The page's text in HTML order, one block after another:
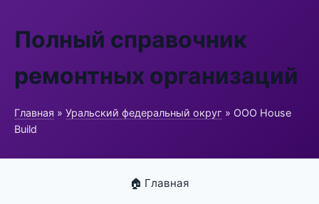
Полный справочник
ремонтных организаций
Главная » Уральский федеральный округ » ООО House
Build
🏠 Главная